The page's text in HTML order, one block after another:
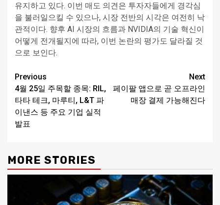
유지하고 있다. 이번 매도 의견은 투자자들에게 경각심
을 불러일으킬 수 있으나, 시장 전반의 시각은 여전히 낙
관적이다. 향후 AI 시장의 흐름과 NVIDIA의 기술 혁신이
어떻게 전개될지에 따라, 이번 논란의 평가도 달라질 것
으로 보인다.
Continue
Reading
Previous
4월 25일 주목할 종목: RIL,
타타 테크, 마루티, L&T 파
이낸스 등 주요 기업 실적
발표
Next
페이팔 앱으로 곧 오프라인
매장 결제 가능해진다
MORE STORIES